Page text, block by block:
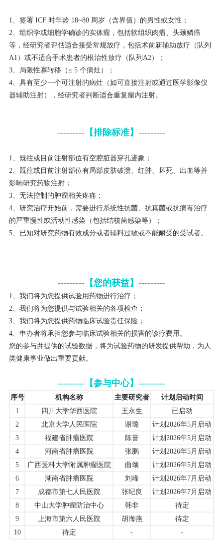
1、签署 ICF 时年龄 18~80 周岁（含界值）的男性或女性；
2、组织学或细胞学确诊的实体瘤，包括软组织肉瘤、头颈鳞癌
等，经研究者评估适合接受常规放疗，包括术前新辅助放疗（队列
A1）或不适合手术患者的根治性放疗（队列A2）；
3、局限性寡转移（≤ 5 个病灶）；
4、具有至少一个可注射的病灶（如可直接注射或通过医学影像仪
器辅助注射），经研究者判断适合重复瘤内注射。
---------【排除标准】---------
1、既往或目前注射部位有空腔脏器穿孔迹象；
2、既往或目前注射部位有局部皮肤破溃、红肿、坏死、出血等并
影响研究药物注射；
3、无法控制的肿瘤相关疼痛；
4、研究治疗开始前，需要进行系统性抗菌、抗真菌或抗病毒治疗
的严重慢性或活动性感染（包括结核菌感染等）；
5、已知对研究药物有效成分或者辅料过敏或不能耐受的受试者。
---------【您的获益】---------
1、我们将为您提供试验用药物进行治疗；
2、我们将为您提供与试验相关的各项检查；
3、我们将为您提供药物临床试验责任保险；
4、申办者将承担您参与临床试验相关的损害的诊疗费用。
您的参与并提供的试验数据，将为试验药物的研发提供帮助，为人
类健康事业做出重要贡献。
---------【参与中心】---------
序号 机构名称 主要研究者
计划启动时间
1
四川大学华西医院 王永生
已启动
2
北京大学人民医院 谢璐
计划2026年5月启动
3
福建省肿瘤医院 陈誉
计划2026年5月启动
4
河南省肿瘤医院 张鹏
计划2026年5月启动
5
广西医科大学附属肿瘤医院 曲颂
计划2026年5月启动
6
湖南省肿瘤医院 刘峰
计划2026年7月启动
7
成都市第七人民医院 张纪良
计划2026年7月启动
8
中山大学肿瘤防治中心 韩非
待定
9
上海市第六人民医院 胡海燕
待定
10
待定 - -